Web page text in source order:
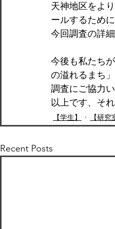
天神地区をよ
ールするため
今回調査の詳
今後も私たち
の溢れるまち
調査にご協力
以上です、それ
【学生】 【研究
Recent Posts